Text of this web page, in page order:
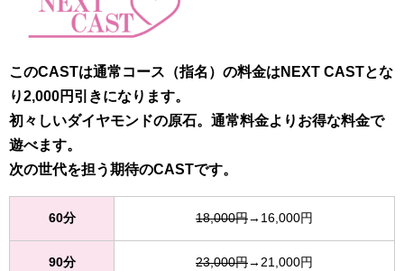
このCASTは通常コース（指名）の料金はNEXT CASTとな
り2,000円引きになります。
初々しいダイヤモンドの原石。通常料金よりお得な料金で
遊べます。
次の世代を担う期待のCASTです。
60分 18,000円→16,000円
90分 23,000円→21,000円